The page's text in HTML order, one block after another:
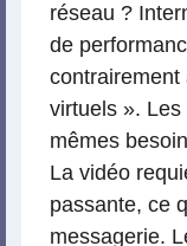
réseau ?
de
contrairement
virtuels ». Les
mêmes
La vidéo
passante, ce
messagerie.